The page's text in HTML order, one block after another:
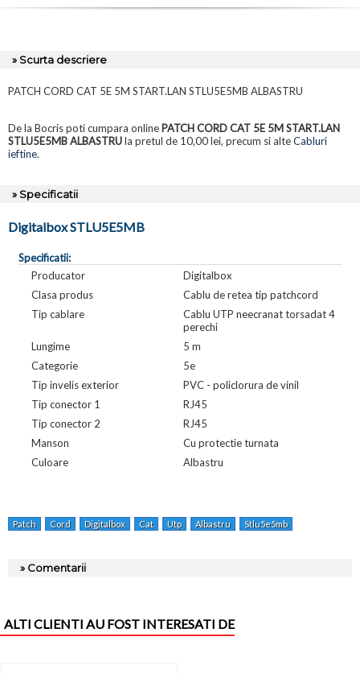
» Scurta descriere
PATCH CORD CAT 5E 5M START.LAN STLU5E5MB ALBASTRU
De la Bocris poti cumpara online PATCH CORD CAT 5E 5M START.LAN
STLU5E5MB ALBASTRUla pretul de 10,00 lei, precum si alteCabluri
ieftine.
» Specificatii
Digitalbox STLU5E5MB
Specificatii:
Producator
Digitalbox
Clasa produs
Cablu de retea tip patchcord
Tip cablare
Cablu UTP neecranat torsadat 4
perechi
Lungime
5 m
Categorie
5e
Tip invelis exterior
PVC - policlorura de vinil
Tip conector 1
RJ45
Tip conector 2
RJ45
Manson
Cu protectie turnata
Culoare
Albastru
Patch Cord Digitalbox Cat Utp Albastru Stlu5e5mb
» Comentarii
ALTI CLIENTI AU FOST INTERESATI DE